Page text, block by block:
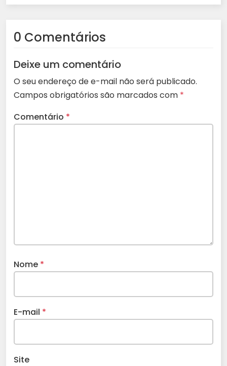
0 Comentários
Deixe um comentário
O seu endereço de e-mail não será publicado.
Campos obrigatórios são marcados com *
Comentário *
Nome *
E-mail *
Site